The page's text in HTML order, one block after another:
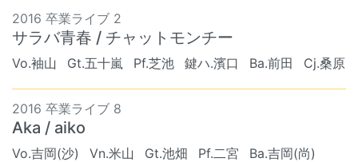
2016 卒業ライブ 2
サラバ青春 / チャットモンチー
Vo.袖山 Gt.五十嵐 Pf.芝池 鍵ハ.濱口 Ba.前田 Cj.桑原
2016 卒業ライブ 8
Aka / aiko
Vo.吉岡(沙) Vn.米山 Gt.池畑 Pf.二宮
Ba.吉岡(尚)